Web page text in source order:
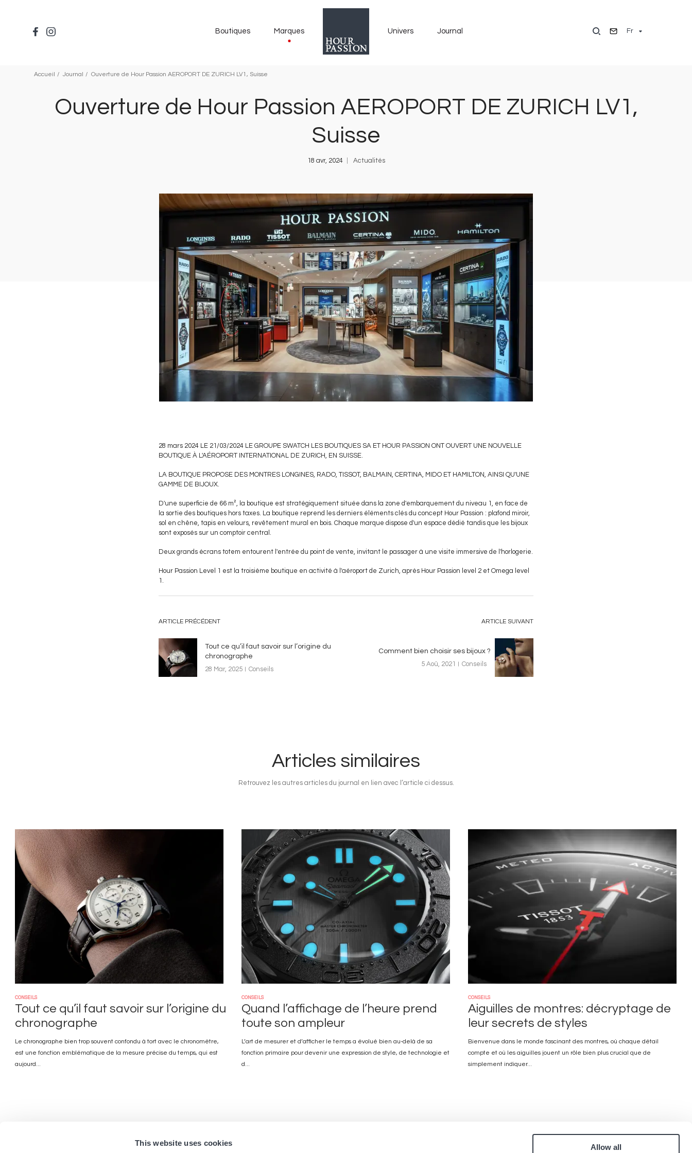
This website uses cookies Allow all
Fr
Boutiques Marques Univers Journal
Accueil Journal Ouverture de Hour Passion AEROPORT DE ZURICH LV1, Suisse
Ouverture de Hour Passion AEROPORT DE ZURICH LV1,
Suisse
18 avr, 2024 Actualités
28 mars 2024 LE 21/03/2024 LE GROUPE SWATCH LES BOUTIQUES SA ET HOUR PASSION ONT OUVERT UNE NOUVELLE
BOUTIQUE À L'AÉROPORT INTERNATIONAL DE ZURICH, EN SUISSE.
LA BOUTIQUE PROPOSE DES MONTRES LONGINES, RADO, TISSOT, BALMAIN, CERTINA, MIDO ET HAMILTON, AINSI QU'UNE
GAMME DE BIJOUX.
D'une superficie de 66 m², la boutique est stratégiquement située dans la zone d'embarquement du niveau 1, en face de
la sortie des boutiques hors taxes. La boutique reprend les derniers éléments clés du concept Hour Passion : plafond miroir,
sol en chêne, tapis en velours, revêtement mural en bois. Chaque marque dispose d'un espace dédié tandis que les bijoux
sont exposés sur un comptoir central.
Deux grands écrans totem entourent l'entrée du point de vente, invitant le passager à une visite immersive de l'horlogerie.
Hour Passion Level 1 est la troisième boutique en activité à l'aéroport de Zurich, après Hour Passion level 2 et Omega level
1.
ARTICLE PRÉCÉDENT
Tout ce qu’il faut savoir sur l’origine du
chronographe
28 Mar, 2025
Conseils
ARTICLE SUIVANT
Comment bien choisir ses bijoux ?
5 Aoû, 2021
Conseils
Articles similaires
Retrouvez les autres articles du journal en lien avec l’article ci dessus.
Image
CONSEILS
Tout ce qu’il faut savoir sur l’origine du
chronographe
Le chronographe bien trop souvent confondu à tort avec le chronomètre,
est une fonction emblématique de la mesure précise du temps, qui est
aujourd...
CONSEILS
Quand l’affichage de l’heure prend
toute son ampleur
L’art de mesurer et d’afficher le temps a évolué bien au-delà de sa
fonction primaire pour devenir une expression de style, de technologie et
d...
CONSEILS
Aiguilles de montres: décryptage de
leur secrets de styles
Bienvenue dans le monde fascinant des montres, où chaque détail
compte et où les aiguilles jouent un rôle bien plus crucial que de
simplement indiquer...